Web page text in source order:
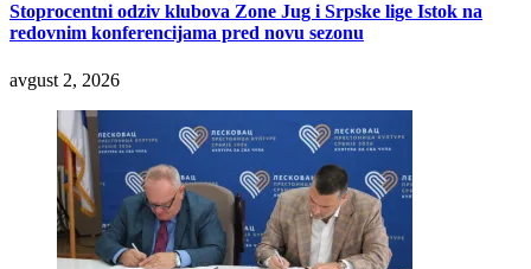
Stoprocentni odziv klubova Zone Jug i Srpske lige Istok na
redovnim konferencijama pred novu sezonu
avgust 2, 2026